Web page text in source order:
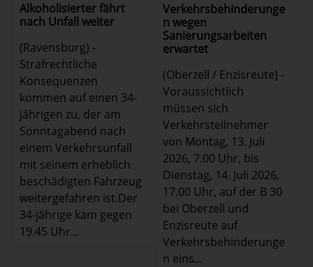
Alkoholisierter fährt
nach Unfall weiter
(Ravensburg) -
Strafrechtliche
Konsequenzen
kommen auf einen 34-
jährigen zu, der am
Sonntagabend nach
einem Verkehrsunfall
mit seinem erheblich
beschädigten Fahrzeug
weitergefahren ist.Der
34-jährige kam gegen
19.45 Uhr...
Verkehrsbehinderunge
n wegen
Sanierungsarbeiten
erwartet
(Oberzell / Enzisreute) -
Voraussichtlich
müssen sich
Verkehrsteilnehmer
von Montag, 13. Juli
2026, 7.00 Uhr, bis
Dienstag, 14. Juli 2026,
17.00 Uhr, auf der B 30
bei Oberzell und
Enzisreute auf
Verkehrsbehinderunge
n eins...